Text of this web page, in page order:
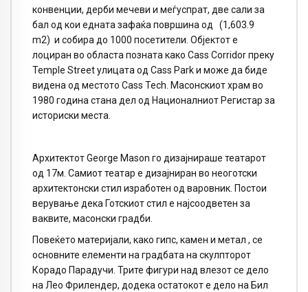
конвенции, дерби мечеви и меѓуспрат, две сали за
бал од кои едната зафаќа површина од (1,603.9
m2) и собира до 1000 посетители. Објектот е
лоциран во областа позната како Cass Corridor преку
Temple Street улицата од Cass Park и може да биде
видена од местото Cass Tech. Масонскиот храм во
1980 година стана дел од Националниот Регистар за
историски места.
Архитектот George Mason го дизајнираше театарот
од 17м. Самиот театар е дизајниран во неоготски
архитектонски стил изработен од варовник. Постои
верување дека Готскиот стил е најсоодветен за
ваквите, масонски градби.
Повеќето материјали, како гипс, камен и метал , се
основните елементи на градбата на скулпторот
Корадо Парадучи. Трите фигури над влезот се дело
на Лео Фрилендер, додека остатокот е дело на Бил